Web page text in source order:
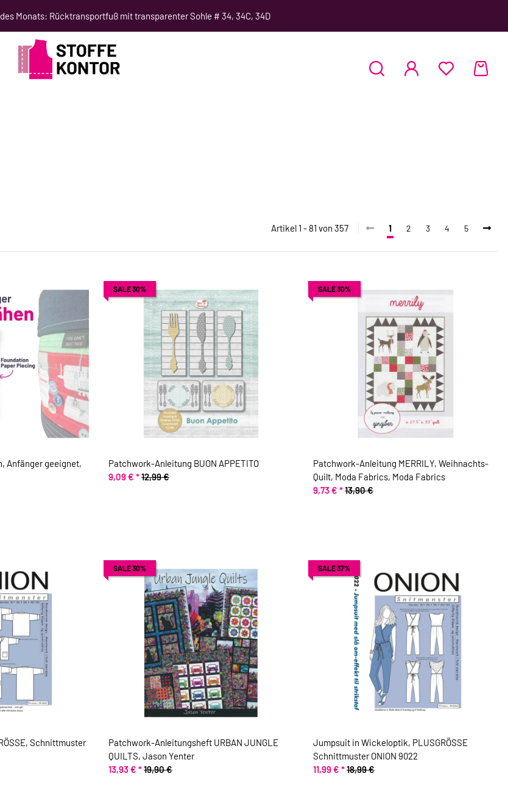
Monats: Rücktransportfuß mit transparenter Sohle # 34, 34C, 34D
SCHNITTMUSTER NÄHKURSE
Artikel 1 - 81 von 357 1 2 3 4 5
Anfänger geeignet,
SALE 30%
Patchwork-Anleitung BUON APPETITO
9,09 € *12,99 €
SALE 30%
Patchwork-Anleitung MERRILY, Weihnachts-
Quilt, Moda Fabrics, Moda Fabrics
9,73 € *13,90 €
Schnittmuster
SALE 30%
Patchwork-Anleitungsheft URBAN JUNGLE
QUILTS, Jason Yenter
13,93 € *19,90 €
SALE 37%
Jumpsuit in Wickeloptik, PLUSGRÖSSE
Schnittmuster ONION 9022
11,99 € *18,99 €